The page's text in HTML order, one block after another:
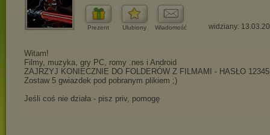
Prezent Ulubiony Wiadomość widziany: